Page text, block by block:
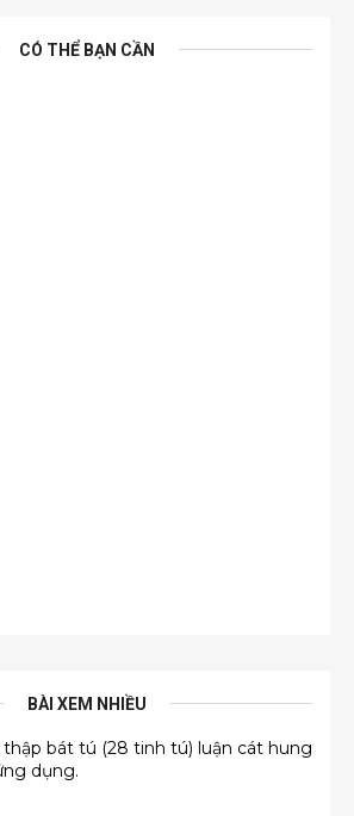
CÓ THỂ BẠN CẦN
BÀI XEM NHIỀU
thập bát tú (28 tinh tú) luận cát hung
dụng.